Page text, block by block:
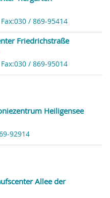
Fax:030 / 869-95414
Friedrichstraße
Fax:030 / 869-95014
Heiligensee
92914
Allee der